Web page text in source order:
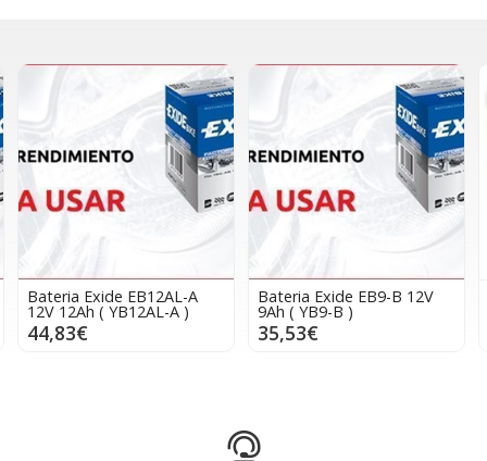
Bateria Exide EB12AL-A
12V 12Ah ( YB12AL-A )
44,83€
Bateria Exide EB9-B 12V
9Ah ( YB9-B )
35,53€